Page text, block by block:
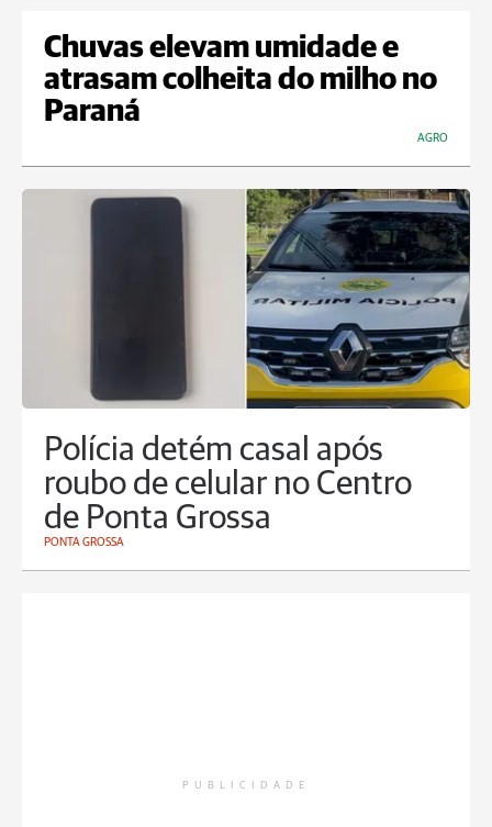
Chuvas elevam umidade e
atrasam colheita do milho no
Paraná
AGRO
Polícia detém casal após
roubo de celular no Centro
de Ponta Grossa
PONTA GROSSA
PUBLICIDADE